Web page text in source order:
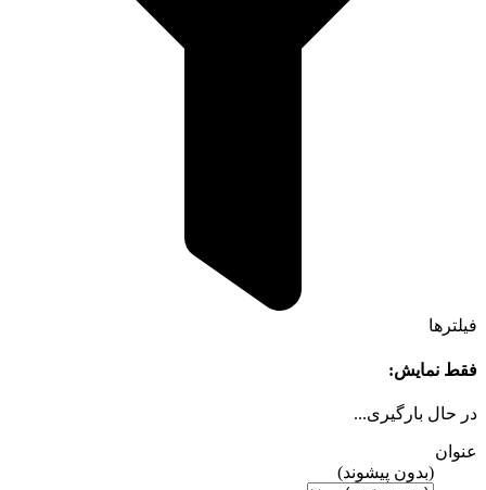
فیلترها
فقط نمایش:
در حال بارگیری...
عنوان
(بدون پیشوند)